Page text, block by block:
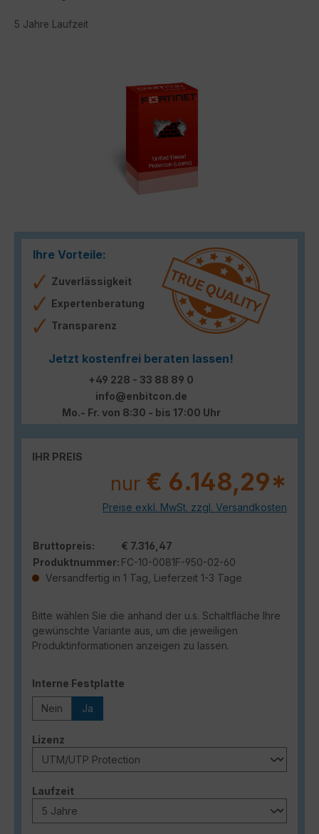
5 Jahre Laufzeit
Ihre Vorteile:
Zuverlässigkeit
Expertenberatung
Transparenz
Jetzt kostenfrei beraten lassen!
+49 228 - 33 88 89 0
info@enbitcon.de
Mo.- Fr. von 8:30 - bis 17:00 Uhr
IHR PREIS
nur € 6.148,29*
Preise exkl. MwSt. zzgl. Versandkosten
Bruttopreis:
€ 7.316,47
Produktnummer: FC-10-0081F-950-02-60
Versandfertig in 1 Tag, Lieferzeit 1-3 Tage
Bitte wählen Sie die anhand der u.s. Schaltfläche Ihre
gewünschte Variante aus, um die jeweiligen
Produktinformationen anzeigen zu lassen.
Interne Festplatte
Nein Ja
Lizenz
Laufzeitauswählen